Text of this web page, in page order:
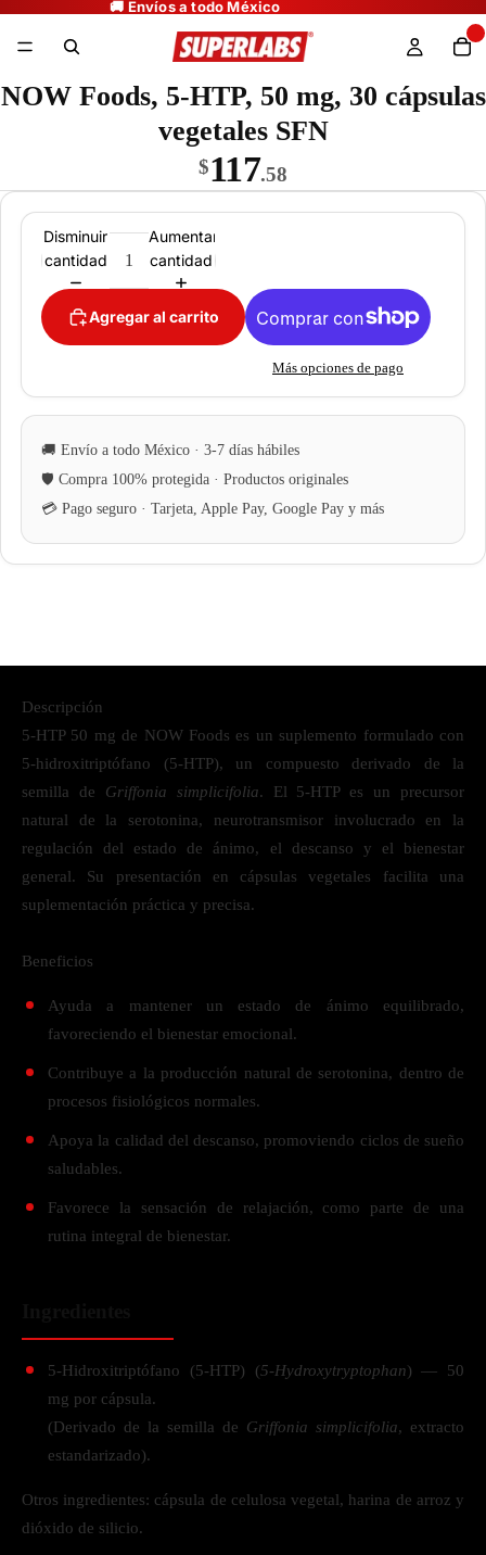
NOW Foods, 5-HTP, 50 mg, 30 cápsulas
vegetales SFN
$117.58
Disminuir
cantidad
Aumentar
cantidad
Agregar al carrito
Más opciones de pago
Descripción
5-HTP 50 mg de NOW Foods es un suplemento formulado con
5-hidroxitriptófano (5-HTP), un compuesto derivado de la
semilla de Griffonia simplicifolia. El 5-HTP es un precursor
natural de la serotonina, neurotransmisor involucrado en la
regulación del estado de ánimo, el descanso y el bienestar
general. Su presentación en cápsulas vegetales facilita una
suplementación práctica y precisa.
Beneficios
Ayuda a mantener un estado de ánimo equilibrado,
favoreciendo el bienestar emocional.
Contribuye a la producción natural de serotonina, dentro de
procesos fisiológicos normales.
Apoya la calidad del descanso, promoviendo ciclos de sueño
saludables.
Favorece la sensación de relajación, como parte de una
rutina integral de bienestar.
5-Hidroxitriptófano (5-HTP) (5-Hydroxytryptophan) — 50
mg por cápsula.
(Derivado de la semilla de Griffonia simplicifolia, extracto
estandarizado).
Otros ingredientes: cápsula de celulosa vegetal, harina de arroz y
dióxido de silicio.